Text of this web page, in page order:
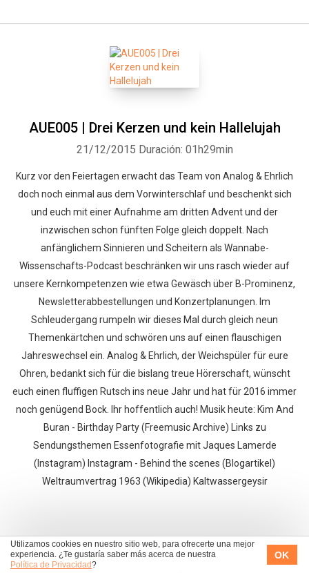
Utilizamos cookies en nuestro sitio web, para ofrecerte una mejor
experiencia. ¿Te gustaría saber más acerca de nuestra
Política de Privacidad?
OK
AUE005 | Drei Kerzen und kein Hallelujah
21/12/2015 Duración: 01h29min
Kurz vor den Feiertagen erwacht das Team von Analog & Ehrlich
doch noch einmal aus dem Vorwinterschlaf und beschenkt sich
und euch mit einer Aufnahme am dritten Advent und der
inzwischen schon fünften Folge gleich doppelt. Nach
anfänglichem Sinnieren und Scheitern als Wannabe-
Wissenschafts-Podcast beschränken wir uns rasch wieder auf
unsere Kernkompetenzen wie etwa Gewäsch über B-Prominenz,
Newsletterabbestellungen und Konzertplanungen. Im
Schleudergang rumpeln wir dieses Mal durch gleich neun
Themenkärtchen und schwören uns auf einen flauschigen
Jahreswechsel ein. Analog & Ehrlich, der Weichspüler für eure
Ohren, bedankt sich für die bislang treue Hörerschaft, wünscht
euch einen fluffigen Rutsch ins neue Jahr und hat für 2016 immer
noch genügend Bock. Ihr hoffentlich auch! Musik heute: Kim And
Buran - Birthday Party (Freemusic Archive) Links zu
Sendungsthemen Essenfotografie mit Jaques Lamerde
(Instagram) Instagram - Behind the scenes (Blogartikel)
Weltraumvertrag 1963 (Wikipedia) Kaltwassergeysir
|< << >> >|